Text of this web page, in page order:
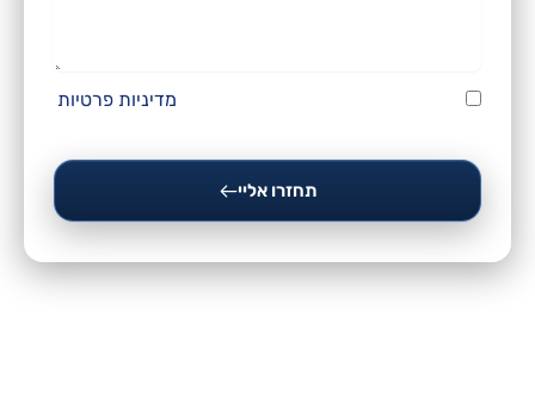
קראתי ואני מסכים/ה לתנאי השימוש
מדיניות פרטיות
תחזרו אליי